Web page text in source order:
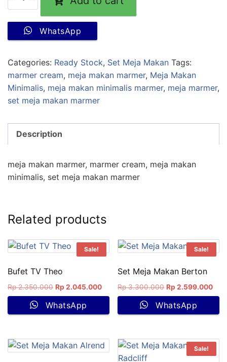
WhatsApp
Categories: Ready Stock, Set Meja Makan Tags:
marmer cream, meja makan marmer, Meja Makan
Minimalis, meja makan minimalis marmer, meja marmer,
set meja makan marmer
Description
meja makan marmer, marmer cream, meja makan
minimalis, set meja makan marmer
Related products
Sale!
Bufet TV Theo
Rp2.350.000 Rp 2.045.000
WhatsApp
Sale!
Set Meja Makan Berton
Rp3.300.000 Rp 2.599.000
WhatsApp
Sale!